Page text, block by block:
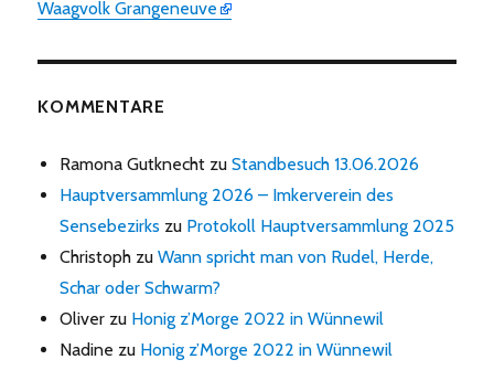
Waagvolk Grangeneuve
KOMMENTARE
Ramona Gutknecht zuStandbesuch 13.06.2026
Hauptversammlung 2026 – Imkerverein des
Sensebezirks zu Protokoll Hauptversammlung 2025
Christoph zuWann spricht man von Rudel, Herde,
Schar oder Schwarm?
Oliver zu Honig z’Morge 2022 in Wünnewil
Nadine zu Honig z’Morge 2022 in Wünnewil